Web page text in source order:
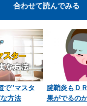
合わせて読んでみる
で”マスタ
方法
腱鞘炎もＤ
果がでるの